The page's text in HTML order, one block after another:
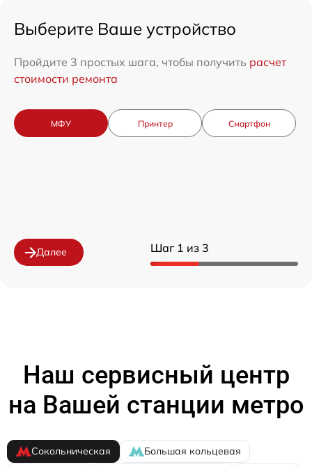
Шаг 1 из 3
Выберите Ваше устройство
Пройдите 3 простых шага, чтобы получить расчет
стоимости ремонта
МФУ Принтер Смартфон
Далее
Наш сервисный центр
на Вашей станции метро
Сокольническая
Большая кольцевая